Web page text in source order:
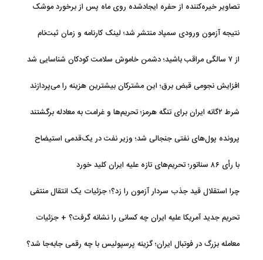
تصاویر خیره‌کننده از حفره ایجادشده روی ماه پس از برخورد موشک
نتیجه آزمون ورودی سمپاد منتشر شد؛ لینک کارنامه و زمان ثبت‌نام
از ۷ سالگی مراقب باشید؛ دشمن خاموش سلامت کودکان شناسایی شد
افزایش نجومی قبض برق؛ این مشترکان بیشترین هزینه را می‌پردازند
شرط ۲گانه ایران برای تنگه هرمز؛ تحریم‌ها و غرامت به معادله برگشتند
پرونده پول‌های نفتی جنجالی شد؛ وزیر نفت در یک‌قدمی استیضاح
با رأی ۸۶ سناتور؛ تحریم‌های تازه علیه ایران کلید خورد
چرا استقلال قید جذب سردار آزمون را زد؟؛ جزئیات یک انتقال منتفی
تحریم جدید آمریکا علیه ایران چه کسانی را نشانه گرفت؟ + جزئیات
معامله بزرگ در فوتبال ایران؛ گزینه پرسپولیس با چه رقمی جابه‌جا شد؟